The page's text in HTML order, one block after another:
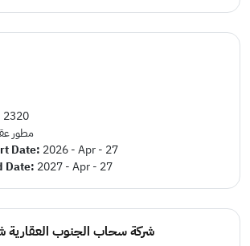
2320
مطور
Date: 2026 - Apr - 27
Date: 2027 - Apr - 27
شركة سحاب الجنوب